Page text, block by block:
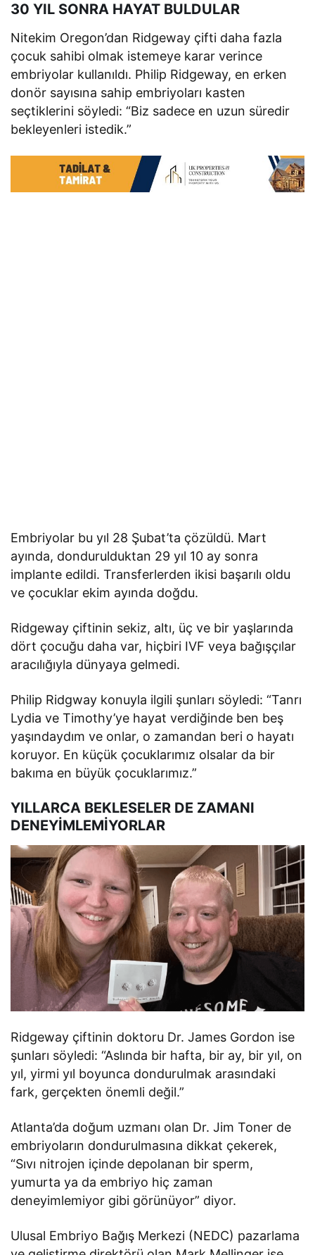
30 YIL SONRA HAYAT BULDULAR
Nitekim Oregon’dan Ridgeway çifti daha fazla
çocuk sahibi olmak istemeye karar verince
embriyolar kullanıldı. Philip Ridgeway, en erken
donör sayısına sahip embriyoları kasten
seçtiklerini söyledi: “Biz sadece en uzun süredir
bekleyenleri istedik.”
Embriyolar bu yıl 28 Şubat’ta çözüldü. Mart
ayında, dondurulduktan 29 yıl 10 ay sonra
implante edildi. Transferlerden ikisi başarılı oldu
ve çocuklar ekim ayında doğdu.
Ridgeway çiftinin sekiz, altı, üç ve bir yaşlarında
dört çocuğu daha var, hiçbiri IVF veya bağışçılar
aracılığıyla dünyaya gelmedi.
Philip Ridgway konuyla ilgili şunları söyledi: “Tanrı
Lydia ve Timothy’ye hayat verdiğinde ben beş
yaşındaydım ve onlar, o zamandan beri o hayatı
koruyor. En küçük çocuklarımız olsalar da bir
bakıma en büyük çocuklarımız.”
YILLARCA BEKLESELER DE ZAMANI
DENEYİMLEMİYORLAR
Ridgeway çiftinin doktoru Dr. James Gordon ise
şunları söyledi: “Aslında bir hafta, bir ay, bir yıl, on
yıl, yirmi yıl boyunca dondurulmak arasındaki
fark, gerçekten önemli değil.”
Atlanta’da doğum uzmanı olan Dr. Jim Toner de
embriyoların dondurulmasına dikkat çekerek,
“Sıvı nitrojen içinde depolanan bir sperm,
yumurta ya da embriyo hiç zaman
deneyimlemiyor gibi görünüyor” diyor.
Ulusal Embriyo Bağış Merkezi (NEDC) pazarlama